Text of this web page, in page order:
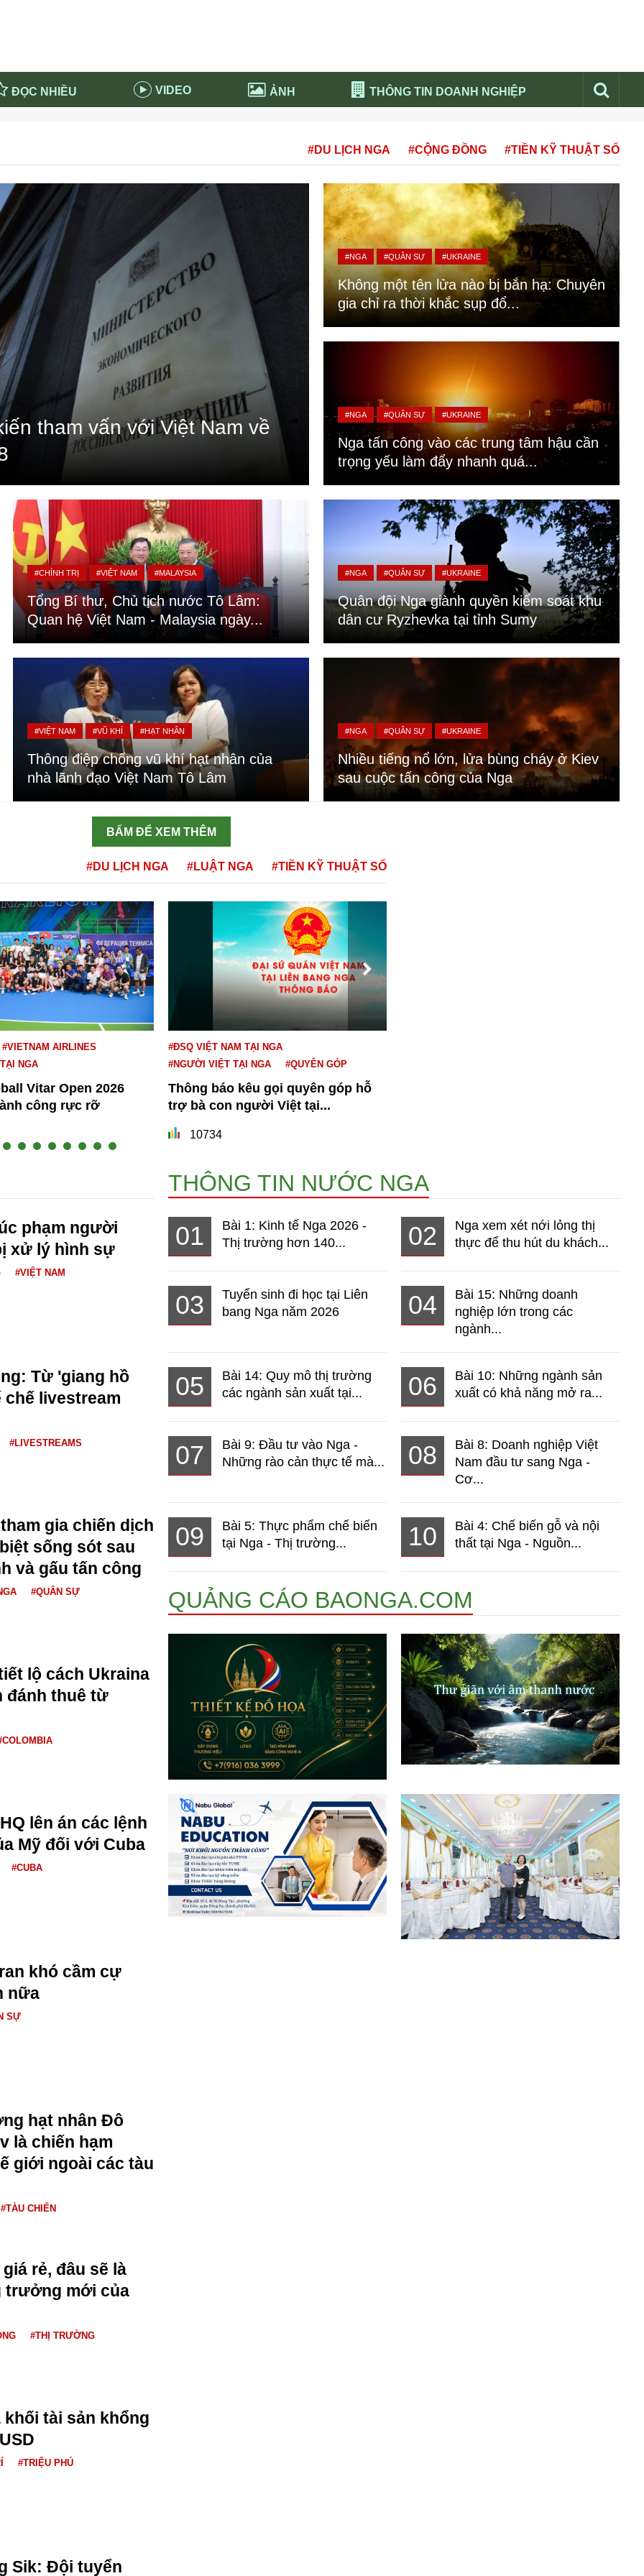
ĐỌC NHIỀU VIDEO ẢNH THÔNG TIN DOANH NGHIỆP
Nổi bật báo nga
nước Nga Tử vi hàng ngày
Phân tích thị trường Nga 2026
- Việt Nam Phân tích chính trị
#DU LỊCH NGA #CỘNG ĐỒNG #TIỀN KỸ THUẬT SỐ
tham vấn với Việt Nam về
#NGA #QUÂN SỰ #UKRAINE
Không một tên lửa nào bị bắn hạ: Chuyên
gia chỉ ra thời khắc sụp đổ...
#NGA #QUÂN SỰ #UKRAINE
Nga tấn công vào các trung tâm hậu cần
trọng yếu làm đẩy nhanh quá...
#CHÍNH TRỊ #VIỆT NAM #MALAYSIA
Tổng Bí thư, Chủ tịch nước Tô Lâm:
Quan hệ Việt Nam - Malaysia ngày...
#NGA #QUÂN SỰ #UKRAINE
Quân đội Nga giành quyền kiểm soát khu
dân cư Ryzhevka tại tỉnh Sumy
#VIỆT NAM #VŨ KHÍ #HẠT NHÂN
Thông điệp chống vũ khí hạt nhân của
nhà lãnh đạo Việt Nam Tô Lâm
#NGA #QUÂN SỰ #UKRAINE
Nhiều tiếng nổ lớn, lửa bùng cháy ở Kiev
sau cuộc tấn công của Nga
BẤM ĐỂ XEM THÊM
#DU LỊCH NGA #LUẬT NGA #TIỀN KỸ THUẬT SỐ
#VIETNAM AIRLINES
NGA
Vitar Open 2026
công rực rỡ
#ĐSQ VIỆT NAM TẠI NGA
#NGƯỜI VIỆT TẠI NGA
#QUYÊN GÓP
Thông báo kêu gọi quyên góp hỗ
trợ bà con người Việt tại...
10734
phạm người
xử lý hình sự
#VIỆT NAM
Từ 'giang hồ
chế livestream
#LIVESTREAMS
gia chiến dịch
sống sót sau
và gấu tấn công
#QUÂN SỰ
lộ cách Ukraina
đánh thuê từ
lên án các lệnh
Mỹ đối với Cuba
#CUBA
khó cầm cự
nữa
SỰ
hạt nhân Đô
là chiến hạm
giới ngoài các tàu
#TÀU CHIẾN
rẻ, đâu sẽ là
trưởng mới của
#THỊ TRƯỜNG
khối tài sản khổng
#TRIỆU PHÚ
Sik: Đội tuyển
THÔNG TIN NƯỚC NGA
01
Bài 1: Kinh tế Nga 2026 -
Thị trường hơn 140...
02
Nga xem xét nới lỏng thị
thực để thu hút du khách...
03
Tuyển sinh đi học tại Liên
bang Nga năm 2026
04
Bài 15: Những doanh
nghiệp lớn trong các
ngành...
05
Bài 14: Quy mô thị trường
các ngành sản xuất tại...
06
Bài 10: Những ngành sản
xuất có khả năng mở ra...
07
Bài 9: Đầu tư vào Nga -
Những rào cản thực tế mà...
08
Bài 8: Doanh nghiệp Việt
Nam đầu tư sang Nga -
Cơ...
09
Bài 5: Thực phẩm chế biến
tại Nga - Thị trường...
10
Bài 4: Chế biến gỗ và nội
thất tại Nga - Nguồn...
QUẢNG CÁO BAONGA.COM